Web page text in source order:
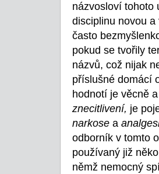
názvosloví tohoto
disciplinu novou
často
pokud se tvořily
názvů, což nijak
příslušné domácí
hodnotí je věcně
znecitlivení, je
narkose a
odborník v tomto
používaný již
němž nemocný